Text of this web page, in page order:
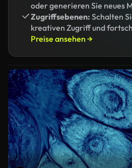
oder generieren Sie neues
Zugriffsebenen: Schalten
kreativen Zugriff und
Preise ansehen →